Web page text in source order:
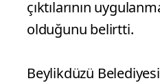
çıktılarının
olduğunu belirtti.
Beylikdüzü